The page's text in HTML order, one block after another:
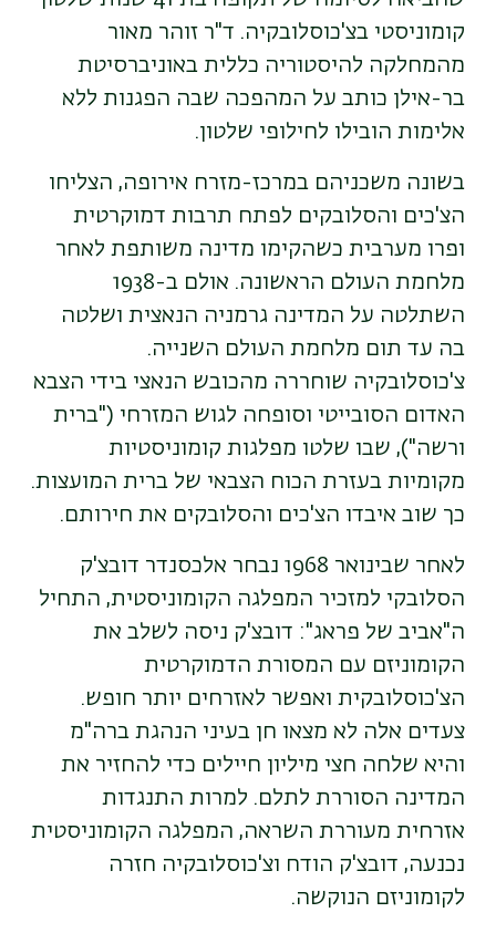
קומוניסטי בצ'כוסלובקיה. ד"ר זוהר מאור
מהמחלקה להיסטוריה כללית באוניברסיטת
בר-אילן כותב על המהפכה שבה הפגנות ללא
אלימות הובילו לחילופי שלטון.
בשונה משכניהם במרכז-מזרח אירופה, הצליחו
הצ'כים והסלובקים לפתח תרבות דמוקרטית
ופרו מערבית כשהקימו מדינה משותפת לאחר
מלחמת העולם הראשונה. אולם ב-1938
השתלטה על המדינה גרמניה הנאצית ושלטה
בה עד תום מלחמת העולם השנייה.
צ'כוסלובקיה שוחררה מהכובש הנאצי בידי הצבא
האדום הסובייטי וסופחה לגוש המזרחי ("ברית
ורשה"), שבו שלטו מפלגות קומוניסטיות
מקומיות בעזרת הכוח הצבאי של ברית המועצות.
כך שוב איבדו הצ'כים והסלובקים את חירותם.
לאחר שבינואר 1968 נבחר אלכסנדר דובצ'ק
הסלובקי למזכיר המפלגה הקומוניסטית, התחיל
ה"אביב של פראג": דובצ'ק ניסה לשלב את
הקומוניזם עם המסורת הדמוקרטית
הצ'כוסלובקית ואפשר לאזרחים יותר חופש.
צעדים אלה לא מצאו חן בעיני הנהגת ברה"מ
והיא שלחה חצי מיליון חיילים כדי להחזיר את
המדינה הסוררת לתלם. למרות התנגדות
אזרחית מעוררת השראה, המפלגה הקומוניסטית
נכנעה, דובצ'ק הודח וצ'כוסלובקיה חזרה
לקומוניזם הנוקשה.